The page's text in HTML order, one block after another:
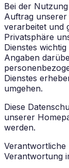
Bei der
Auftrag
verarbeitet und
Privatsphäre
Dienstes
Angaben
Dienstes
umgehen.
Diese
unserer
werden.
Verantwortliche
Verantwortung